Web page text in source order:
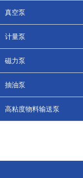
真空泵
计量泵
磁力泵
抽油泵
高粘度物料输送泵